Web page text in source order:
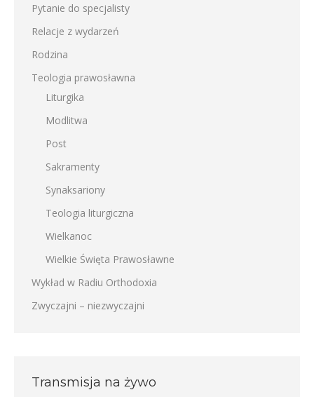
Pytanie do specjalisty
Relacje z wydarzeń
Rodzina
Teologia prawosławna
Liturgika
Modlitwa
Post
Sakramenty
Synaksariony
Teologia liturgiczna
Wielkanoc
Wielkie Święta Prawosławne
Wykład w Radiu Orthodoxia
Zwyczajni – niezwyczajni
Transmisja na żywo